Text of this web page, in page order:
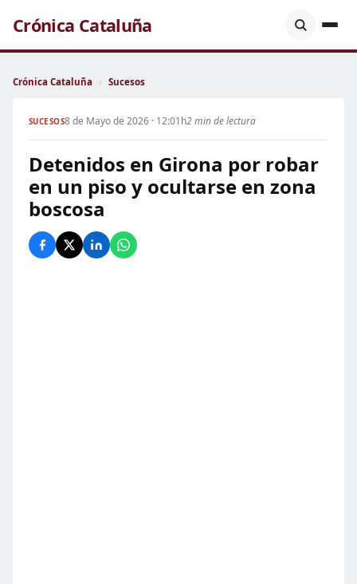
Crónica Cataluña
Crónica Cataluña › Sucesos
SUCESOS8 de Mayo de 2026 · 12:01h2 min de lectura
Detenidos en Girona por robar
en un piso y ocultarse en zona
boscosa